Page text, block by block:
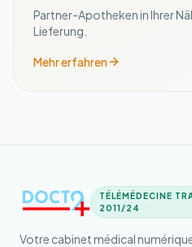
Partner-Apotheken in Ihrer
Lieferung.
Mehr erfahren
TÉLÉMÉDECINE
2011/24
Votre cabinet médical